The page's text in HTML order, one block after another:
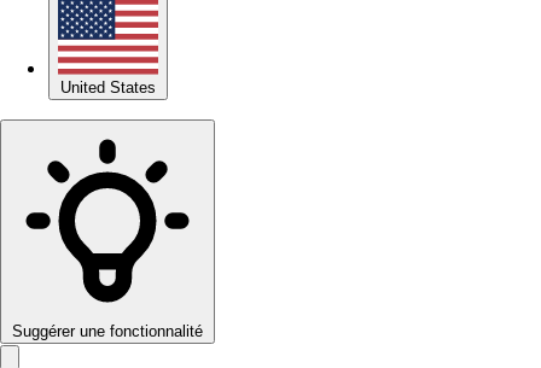
United States
Suggérer une fonctionnalité